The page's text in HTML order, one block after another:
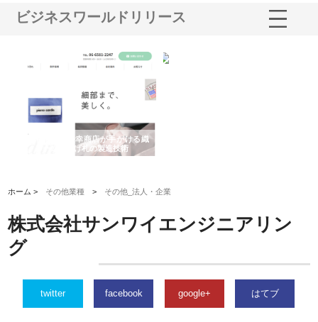
ビジネスワールドリリース
有限会社松幸商店が手がける織
ネームと下げ札の製造技術
ホーム > その他業種 > その他_法人・企業
株式会社サンワイエンジニアリン
グ
twitter facebook google+ はてブ